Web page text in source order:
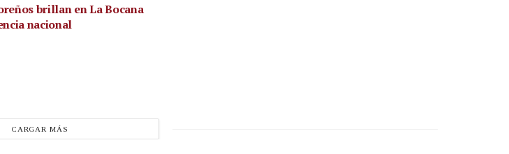
brillan en La Bocana
nacional
CARGAR MÁS